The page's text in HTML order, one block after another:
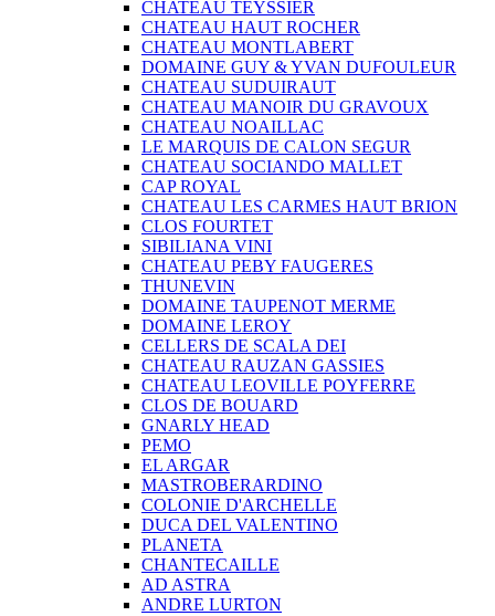
CHATEAU TEYSSIER
CHATEAU HAUT ROCHER
CHATEAU MONTLABERT
DOMAINE GUY & YVAN DUFOULEUR
CHATEAU SUDUIRAUT
CHATEAU MANOIR DU GRAVOUX
CHATEAU NOAILLAC
LE MARQUIS DE CALON SEGUR
CHATEAU SOCIANDO MALLET
CAP ROYAL
CHATEAU LES CARMES HAUT BRION
CLOS FOURTET
SIBILIANA VINI
CHATEAU PEBY FAUGERES
THUNEVIN
DOMAINE TAUPENOT MERME
DOMAINE LEROY
CELLERS DE SCALA DEI
CHATEAU RAUZAN GASSIES
CHATEAU LEOVILLE POYFERRE
CLOS DE BOUARD
GNARLY HEAD
PEMO
EL ARGAR
MASTROBERARDINO
COLONIE D'ARCHELLE
DUCA DEL VALENTINO
PLANETA
CHANTECAILLE
AD ASTRA
ANDRE LURTON